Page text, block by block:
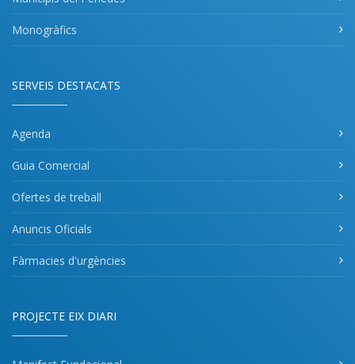
Monogràfics
SERVEIS DESTACATS
Agenda
Guia Comercial
Ofertes de treball
Anuncis Oficials
Fàrmacies d'urgències
PROJECTE EIX DIARI